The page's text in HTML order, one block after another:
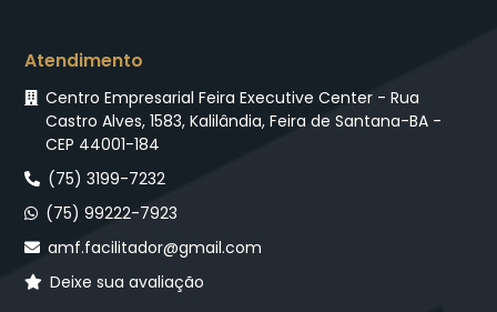
Atendimento
Centro Empresarial Feira Executive Center - Rua
Castro Alves, 1583, Kalilândia, Feira de Santana-BA -
CEP 44001-184
(75) 3199-7232
(75) 99222-7923
amf.facilitador@gmail.com
Deixe sua avaliação